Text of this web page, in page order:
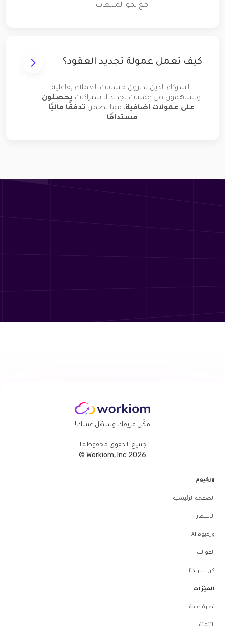
مع نمو المبيعات.
كيف تعمل عمولة تجديد العقود؟
الشركاء الذين يديرون حسابات العملاء بفاعلية
ويساهمون في عمليات تجديد الاشتراكات يحصلون
على عمولات إضافية، مما يضمن تدفقًا ماليًا
مستدامًا.
مكّن فريقك وسهّل عملك!
جميع الحقوق محفوظة لـ
Workiom, Inc 2026 ©
وركيوم
الصفحة الرئيسية
الأسعار
وركيوم AI
القوالب
كن شريكنا
الميّزات
نظرة عامة
الأتمتة